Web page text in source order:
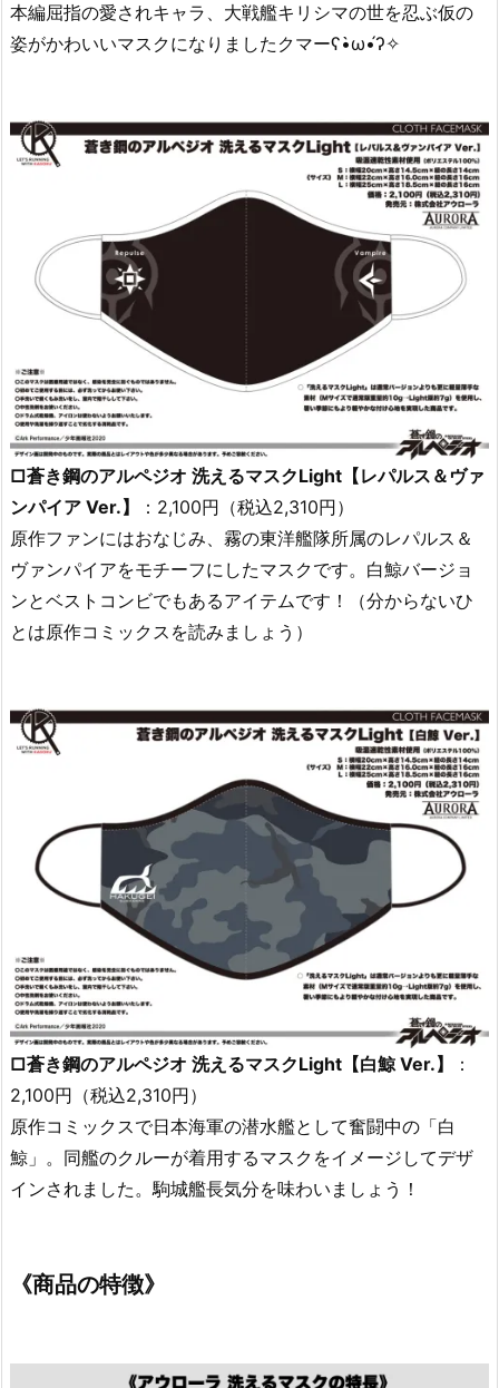
本編屈指の愛されキャラ、大戦艦キリシマの世を忍ぶ仮の
姿がかわいいマスクになりましたクマーʕ•̀ω•́ʔ✧
□蒼き鋼のアルペジオ 洗えるマスクLight【レパルス＆ヴァ
ンパイア Ver.】
：2,100円（税込2,310円）
原作ファンにはおなじみ、霧の東洋艦隊所属のレパルス＆
ヴァンパイアをモチーフにしたマスクです。白鯨バージョ
ンとベストコンビでもあるアイテムです！（分からないひ
とは原作コミックスを読みましょう）
□蒼き鋼のアルペジオ 洗えるマスクLight【白鯨 Ver.】
：
2,100円（税込2,310円）
原作コミックスで日本海軍の潜水艦として奮闘中の「白
鯨」。同艦のクルーが着用するマスクをイメージしてデザ
インされました。駒城艦長気分を味わいましょう！
《商品の特徴》